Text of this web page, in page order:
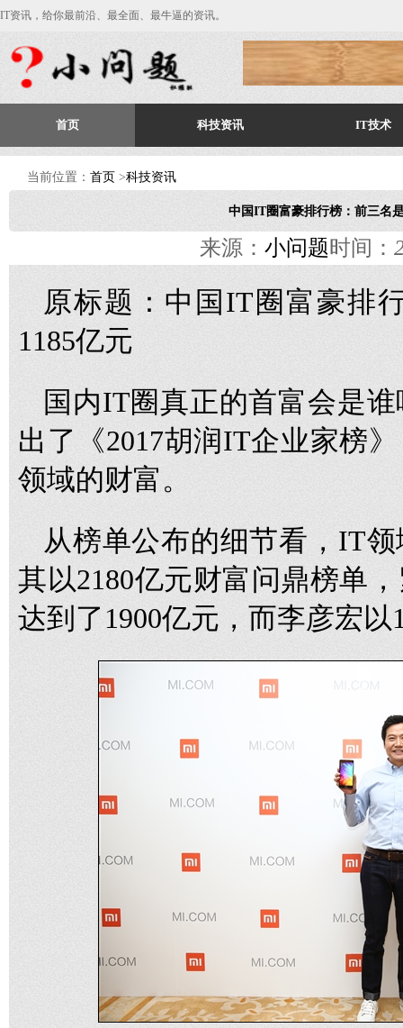
IT资讯，给你最前沿、最全面、最牛逼的资讯。
首页 科技资讯 IT技术
当前位置： 首页 >科技资讯
中国IT圈富豪排行榜：前三名
来源： 小问题时间：
原标题：中国IT圈富豪排
1185亿元
国内IT圈真正的首富会是
出了《2017胡润IT企业家榜
领域的财富。
从榜单公布的细节看，IT
其以2180亿元财富问鼎榜单
达到了1900亿元，而李彦宏以